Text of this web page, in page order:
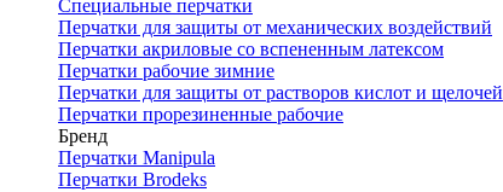
Специальные перчатки
Перчатки для защиты от механических воздействий
Перчатки акриловые со вспененным латексом
Перчатки рабочие зимние
Перчатки для защиты от растворов кислот и щелочей
Перчатки прорезиненные рабочие
Бренд
Перчатки Manipula
Перчатки Brodeks